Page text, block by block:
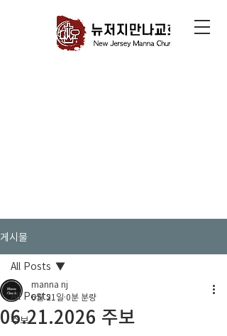
게시물
All Posts
주보
All Posts
06.21.2026 주보
manna nj
6월 21일 0분 분량